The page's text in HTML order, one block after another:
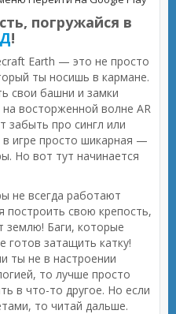
погружайся в
!
Earth — это не просто
ты носишь в кармане.
свои башни и замки
восторженной волне AR
забыть про сингл или
игре просто шикарная —
Но вот тут начинается
не всегда работают
построить свою крепость,
землю! Баги, которые
готов затащить катку!
ты не в настроении
то лучше просто
в что-то другое. Но если
то читай дальше.